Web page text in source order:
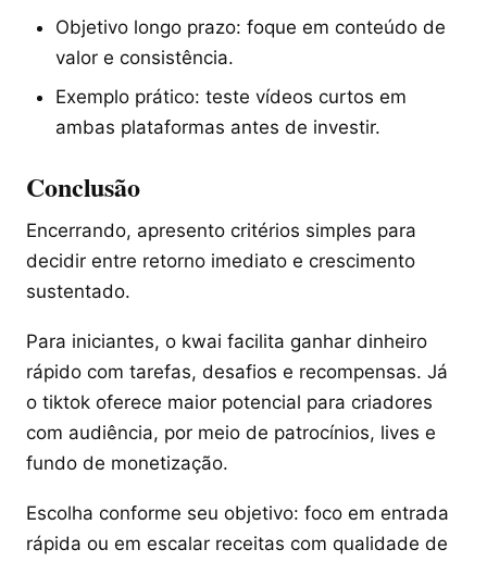
Objetivo longo prazo: foque em conteúdo de
valor e consistência.
Exemplo prático: teste vídeos curtos em
ambas plataformas antes de investir.
Conclusão
Encerrando, apresento critérios simples para
decidir entre retorno imediato e crescimento
sustentado.
Para iniciantes, o kwai facilita ganhar dinheiro
rápido com tarefas, desafios e recompensas. Já
o tiktok oferece maior potencial para criadores
com audiência, por meio de patrocínios, lives e
fundo de monetização.
Escolha conforme seu objetivo: foco em entrada
rápida ou em escalar receitas com qualidade de